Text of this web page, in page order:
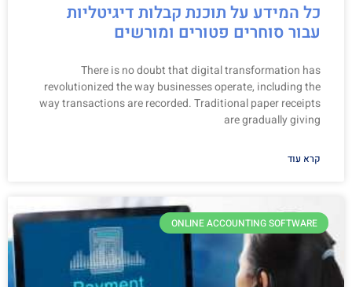
כל המידע על תוכנת קבלות דיגיטליות
עבור סוחרים פטורים ומורשים
There is no doubt that digital transformation has
revolutionized the way businesses operate, including the
way transactions are recorded. Traditional paper receipts
are gradually giving
קרא עוד
ONLINE ACCOUNTING SOFTWARE